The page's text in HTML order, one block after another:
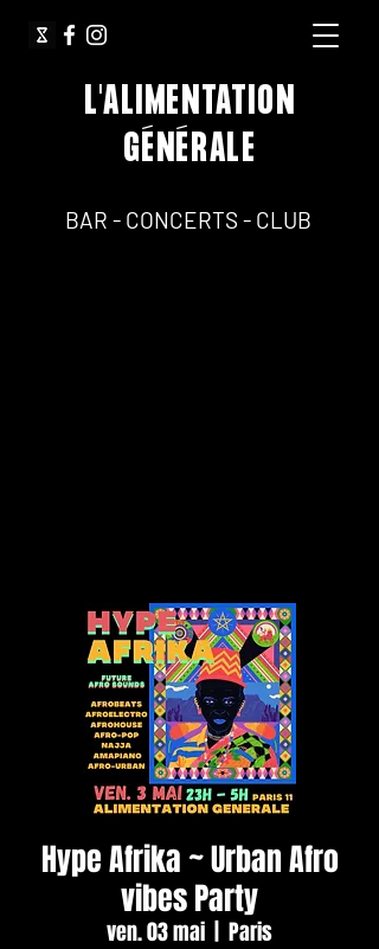
L'ALIMENTATION
GÉNÉRALE
BAR - CONCERTS - CLUB
Hype Afrika ~ Urban Afro
vibes Party
ven. 03 mai Paris